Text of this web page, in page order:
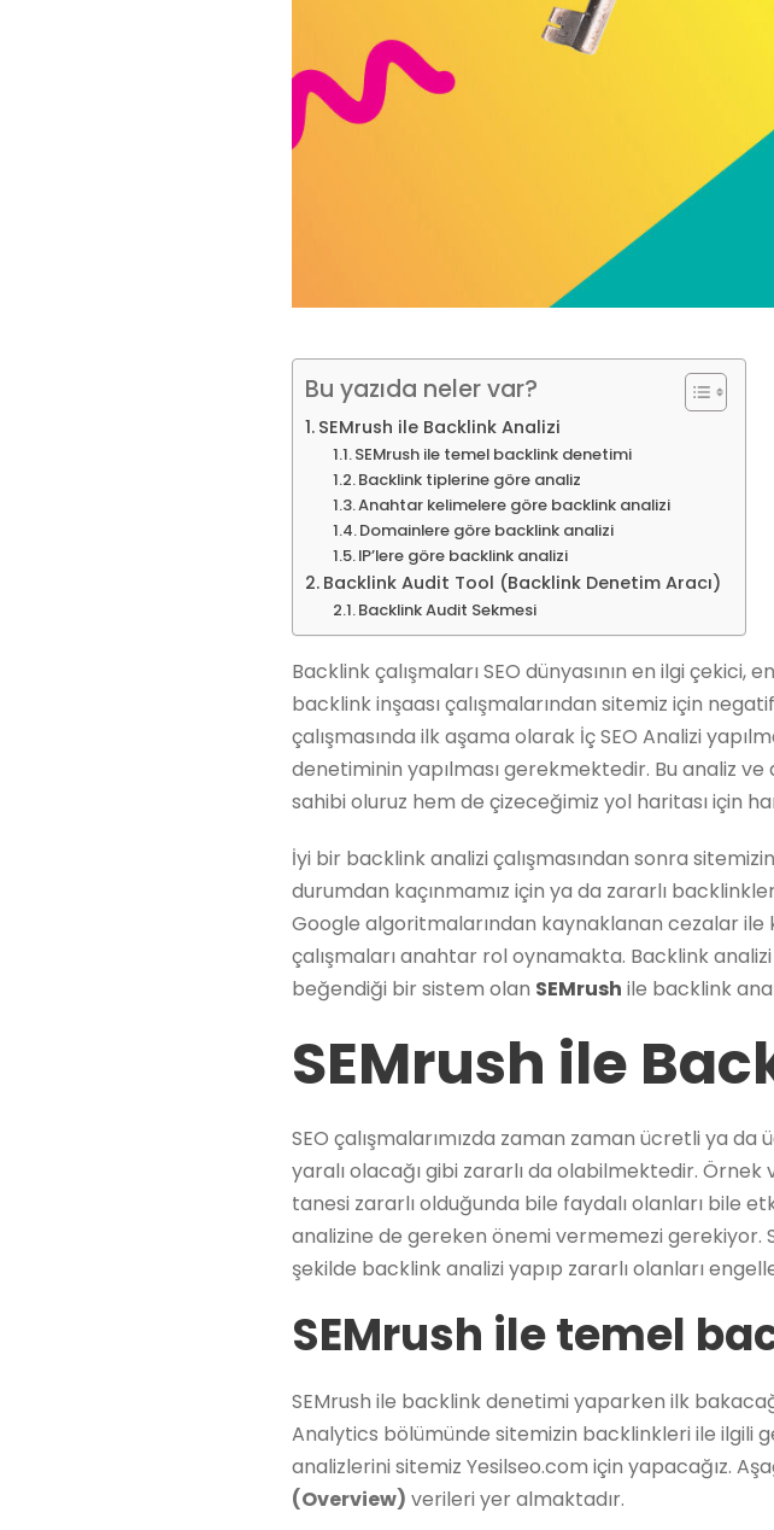
Bu yazıda neler var?
SEMrush ile Backlink Analizi
SEMrush ile temel backlink denetimi
Backlink tiplerine göre analiz
Anahtar kelimelere göre backlink analizi
Domainlere göre backlink analizi
IP’lere göre backlink analizi
Backlink Audit Tool (Backlink Denetim Aracı)
Backlink Audit Sekmesi
Backlink çalışmaları SEO dünyasının en ilgi
backlink inşaası çalışmalarından sitemiz için
çalışmasında ilk aşama olarak İç SEO Analizi
denetiminin yapılması gerekmektedir. Bu analiz
sahibi oluruz hem de çizeceğimiz yol haritası için
İyi bir backlink analizi çalışmasından sonra
durumdan kaçınmamız için ya da zararlı
Google algoritmalarından kaynaklanan cezalar ile
çalışmaları anahtar rol oynamakta. Backlink
beğendiği bir sistem olan SEMrush ile backlink
SEMrush ile
SEO çalışmalarımızda zaman zaman ücretli ya da
yaralı olacağı gibi zararlı da olabilmektedir. Örnek
tanesi zararlı olduğunda bile faydalı olanları bile
analizine de gereken önemi vermemezi gerekiyor.
şekilde backlink analizi yapıp zararlı olanları
SEMrush ile temel
SEMrush ile backlink denetimi yaparken ilk
Analytics bölümünde sitemizin backlinkleri ile ilgili
analizlerini sitemiz Yesilseo.com için yapacağız.
(Overview) verileri yer almaktadır.